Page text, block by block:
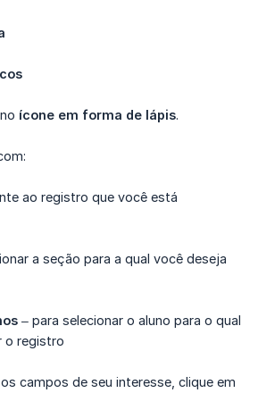
ícone em forma de lápis.
ao registro que você está
a seção para a qual você deseja
– para selecionar o aluno para o qual
o registro
campos de seu interesse, clique em